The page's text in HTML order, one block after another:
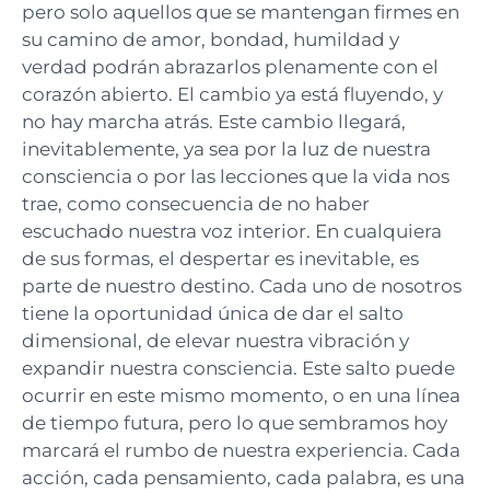
pero solo aquellos que se mantengan firmes en
su camino de amor, bondad, humildad y
verdad podrán abrazarlos plenamente con el
corazón abierto. El cambio ya está fluyendo, y
no hay marcha atrás. Este cambio llegará,
inevitablemente, ya sea por la luz de nuestra
consciencia o por las lecciones que la vida nos
trae, como consecuencia de no haber
escuchado nuestra voz interior. En cualquiera
de sus formas, el despertar es inevitable, es
parte de nuestro destino. Cada uno de nosotros
tiene la oportunidad única de dar el salto
dimensional, de elevar nuestra vibración y
expandir nuestra consciencia. Este salto puede
ocurrir en este mismo momento, o en una línea
de tiempo futura, pero lo que sembramos hoy
marcará el rumbo de nuestra experiencia. Cada
acción, cada pensamiento, cada palabra, es una